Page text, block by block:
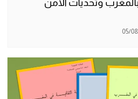
بالمغرب وتحديات الأمن
05/